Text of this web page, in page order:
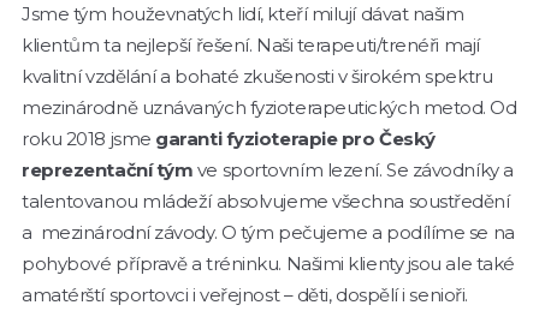
Jsme tým houževnatých lidí, kteří milují dávat našim
klientům ta nejlepší řešení. Naši terapeuti/trenéři mají
kvalitní vzdělání a bohaté zkušenosti v širokém spektru
mezinárodně uznávaných fyzioterapeutických metod. Od
roku 2018 jsme garanti fyzioterapie pro Český
reprezentační tým ve sportovním lezení. Se závodníky a
talentovanou mládeží absolvujeme všechna soustředění
a mezinárodní závody. O tým pečujeme a podílíme se na
pohybové přípravě a tréninku. Našimi klienty jsou ale také
amatérští sportovci i veřejnost – děti, dospělí i senioři.